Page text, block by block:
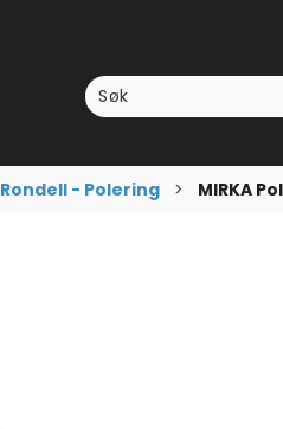
Rondell - Polering > MIRKA